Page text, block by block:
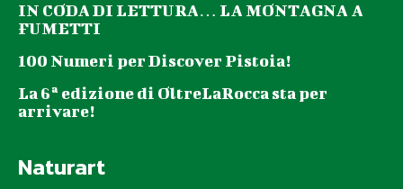
IN CODA DI LETTURA… LA MONTAGNA A
FUMETTI
100 Numeri per Discover Pistoia!
La 6ª edizione di OltreLaRocca sta per
arrivare!
Naturart